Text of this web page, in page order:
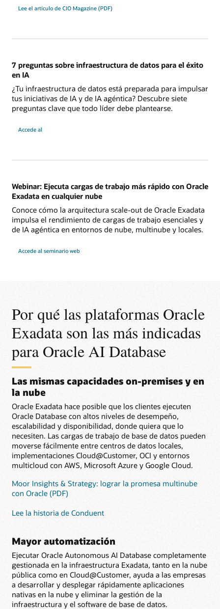
Lee el artículo de CIO Magazine (PDF)
7 preguntas sobre infraestructura de datos para el éxito
en IA
¿Tu infraestructura de datos está preparada para impulsar
tus iniciativas de IA y de IA agéntica? Descubre siete
preguntas clave que todo líder debe plantearse.
Accede al
datos
de
la
IA"
Webinar: Ejecuta cargas de trabajo más rápido con Oracle
Exadata en cualquier nube
Conoce cómo la arquitectura scale-out de Oracle Exadata
impulsa el rendimiento de cargas de trabajo esenciales y
de IA agéntica en entornos de nube, multinube y locales.
Accede al seminario web
Seminario
Oracle
Exadata
en
cualquier
nube
Por qué las plataformas Oracle
Exadata son las más indicadas
para Oracle AI Database
Las mismas capacidades on-premises y en
la nube
Oracle Exadata hace posible que los clientes ejecuten
Oracle Database con altos niveles de desempeño,
escalabilidad y disponibilidad, donde quiera que lo
necesiten. Las cargas de trabajo de base de datos pueden
moverse fácilmente entre centros de datos locales,
implementaciones Cloud@Customer, OCI y entornos
multicloud con AWS, Microsoft Azure y Google Cloud.
Moor Insights & Strategy: lograr la promesa multinube
con Oracle (PDF)
Lee la historia de Conduent
Mayor automatización
Ejecutar Oracle Autonomous AI Database completamente
gestionada en la infraestructura Exadata, tanto en la nube
pública como en Cloud@Customer, ayuda a las empresas
a desarrollar y desplegar rápidamente aplicaciones
nativas en la nube y eliminar la gestión de la
infraestructura y el software de base de datos.